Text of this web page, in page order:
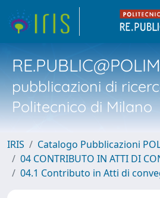
pubblicazioni di
Politecnico di Milano
IRIS
Catalogo Pubblicazioni
04 CONTRIBUTO IN ATTI DI
04.1 Contributo in Atti di